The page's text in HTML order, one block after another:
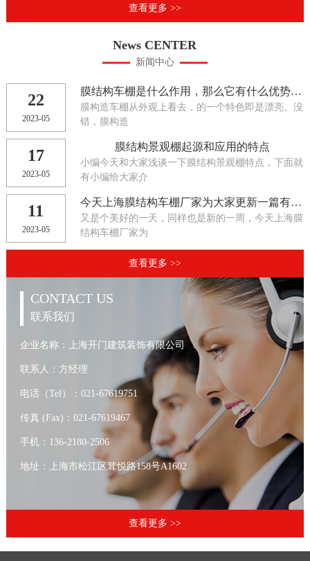
查看更多 >>
News CENTER
新闻中心
22
2023-05
膜结构车棚是什么作用，那么它有什么优势呢？今天开门建筑小编为大家阐述一下
膜构造车棚从外观上看去，的一个特色即是漂亮。没
错，膜构造
17
2023-05
膜结构景观棚起源和应用的特点
小编今天和大家浅谈一下膜结构景观棚特点，下面就
有小编给大家介
11
2023-05
今天上海膜结构车棚厂家为大家更新一篇有关膜结构停车棚工程的防火性或者是加固处理是怎样的
又是个美好的一天，同样也是新的一周，今天上海膜
结构车棚厂家为
查看更多 >>
CONTACT US
联系我们
企业名称：上海开门建筑装饰有限公司
联系人：方经理
电话（Tel）：021-67619751
传真 (Fax)：021-67619467
手机：136-2180-2506
地址：上海市松江区茸悦路158号A1602
查看更多 >>